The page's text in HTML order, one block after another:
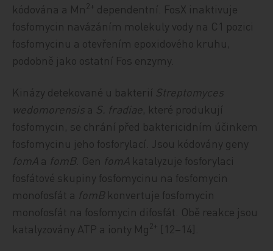
kódována a Mn 2+ dependentní. FosX inaktivuje
fosfomycin navázáním molekuly vody na C1 pozici
fosfomycinu a otevřením epoxidového kruhu,
podobně jako ostatní Fos enzymy.
Kinázy detekované u bakterií Streptomyces
wedomorensis a S. fradiae, které produkují
fosfomycin, se chrání před baktericidním účinkem
fosfomycinu jeho fosforylací. Jsou kódovány geny
fomA a fomB. Gen fomA katalyzuje fosforylaci
fosfátové skupiny fosfomycinu na fosfomycin
monofosfát a fomBkonvertuje fosfomycin
monofosfát na fosfomycin difosfát. Obě reakce jsou
katalyzovány ATP a ionty Mg 2+ [12–14].